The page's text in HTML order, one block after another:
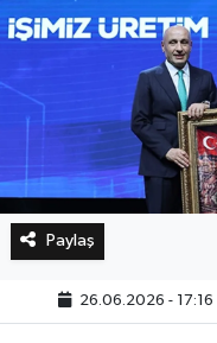
Paylaş
26.06.2026 - 17:16